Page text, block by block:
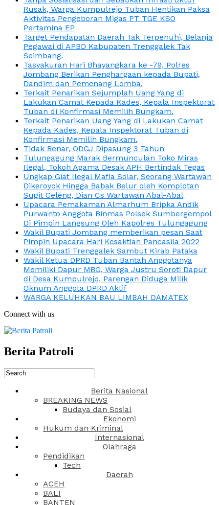
Rusak, Warga Kumpulrejo Tuban Hentikan Paksa
Aktivitas Pengeboran Migas PT TGE KSO
Pertamina EP
Target Pendapatan Daerah Tak Terpenuhi, Belanja
Pegawai di APBD Kabupaten Trenggalek Tak
Seimbang.
Tasyakuran Hari Bhayangkara ke -79, Polres
Jombang Berikan Penghargaan kepada Bupati,
Dandim dan Pemenang Lomba.
Terkait Penarikan Sejumplah Uang Yang di
Lakukan Camat Kepada Kades, Kepala Inspektorat
Tuban di Konfirmasi Memilih Bungkam.
Terkait Penarikan Uang Yang di Lakukan Camat
Kepada Kades, Kepala Inspektorat Tuban di
Konfirmasi Memilih Bungkam.
Tidak Benar, ODGJ Dipasung 3 Tahun
Tulungagung Marak Bermunculan Toko Miras
Ilegal, Tokoh Agama Desak APH Bertindak Tegas
Ungkap Giat Ilegal Mafia Solar, Seorang Wartawan
Dikeroyok Hingga Babak Belur oleh Komplotan
Sugit Celeng, Dian Cs Wartawan Abal-Abal
Upacara Pemakaman Almarhum Bripka Andik
Purwanto Anggota Binmas Polsek Sumbergempol
Di Pimpin Langsung Oleh Kapolres Tulungagung
Wakil Bupati Jombang memberikan pesan Saat
Pimpin Upacara Hari Kesaktian Pancasila 2022
Wakil Bupati Trenggalek Sambut Kirab Pataka
Wakil Ketua DPRD Tuban Bantah Anggotanya
Memiliki Dapur MBG, Warga Justru Soroti Dapur
di Desa Kumpulrejo, Parengan Diduga Milik
Oknum Anggota DPRD Aktif
WARGA KELUHKAN BAU LIMBAH DAMATEX
Connect with us
Berita Patroli
Berita Nasional
BREAKING NEWS
Budaya dan Sosial
Ekonomi
Hukum dan Kriminal
Internasional
Olahraga
Pendidikan
Tech
Daerah
ACEH
BALI
BANTEN